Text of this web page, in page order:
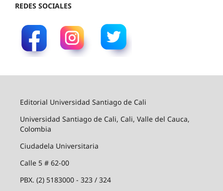
REDES SOCIALES
Editorial Universidad Santiago de Cali
Universidad Santiago de Cali, Cali, Valle del Cauca,
Colombia
Ciudadela Universitaria
Calle 5 # 62-00
PBX. (2) 5183000 - 323 / 324